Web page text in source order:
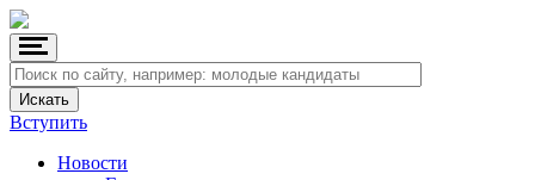
Вступить
Новости